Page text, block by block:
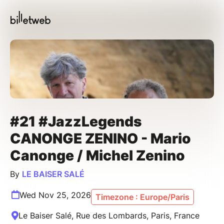
#21 #JazzLegends
CANONGE ZENINO - Mario
Canonge / Michel Zenino
By LE BAISER SALÉ
Wed Nov 25, 2026 Timezone : Europe/Paris
Le Baiser Salé, Rue des Lombards, Paris, France